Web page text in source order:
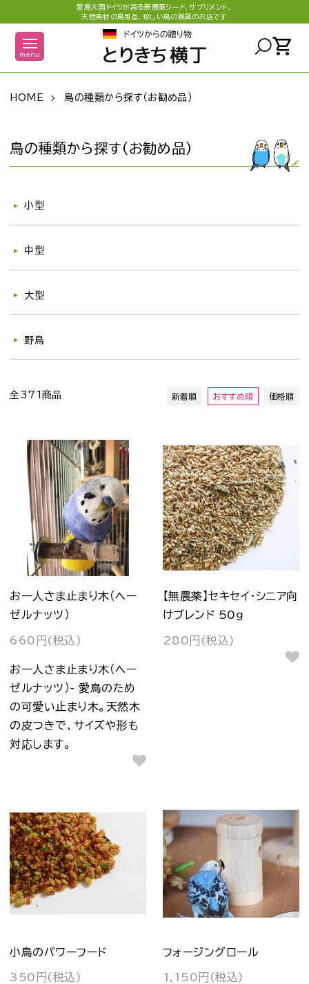
愛鳥大国ドイツが誇る無農薬シード、サプリメント、
天然素材の鳥用品、珍しい鳥の雑貨のお店です
menu shopping_cart
HOME 鳥の種類から探す（お勧め品）
鳥の種類から探す（お勧め品）
小型
中型
大型
野鳥
全371商品 新着順 おすすめ順 価格順
お一人さま止まり木（ヘー
ゼルナッツ）
660円(税込)
お一人さま止まり木（ヘー
ゼルナッツ）- 愛鳥のため
の可愛い止まり木。天然木
の皮つきで、サイズや形も
対応します。
【無農薬】セキセイ・シニア向
けブレンド 50ｇ
280円(税込)
小鳥のパワーフード
350円(税込)
フォージングロール
1,150円(税込)